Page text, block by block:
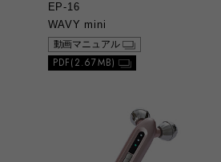
EP-16
WAVY mini
動画マニュアル
PDF(2.67MB)